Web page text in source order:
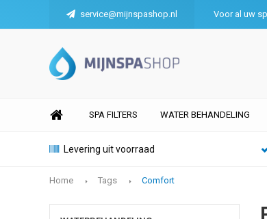
service@mijnspashop.nl Voor al uw
SPA FILTERS WATER BEHANDELING
Levering uit voorraad
Home Tags Comfort